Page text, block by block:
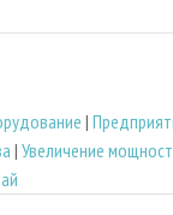
|
| Увеличение